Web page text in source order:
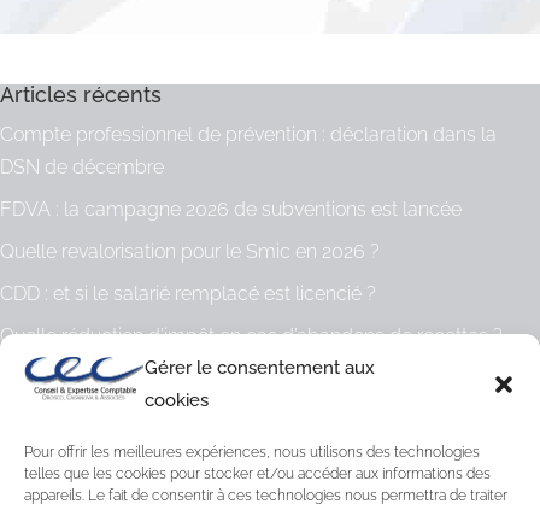
Gérer le consentement aux
cookies
Pour offrir les meilleures expériences, nous utilisons des technologies
telles que les cookies pour stocker et/ou accéder aux informations des
appareils. Le fait de consentir à ces technologies nous permettra de traiter
Articles récents
Compte professionnel de prévention : déclaration dans la
DSN de décembre
FDVA : la campagne 2026 de subventions est lancée
Quelle revalorisation pour le Smic en 2026 ?
CDD : et si le salarié remplacé est licencié ?
Quelle réduction d’impôt en cas d’abandons de recettes ?
Archives
Catégories